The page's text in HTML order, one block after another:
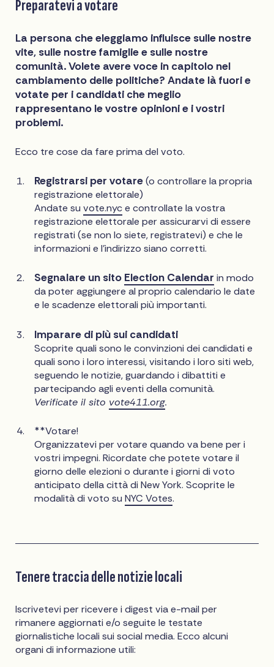
Preparatevi a votare
La persona che eleggiamo influisce sulle nostre
vite, sulle nostre famiglie e sulle nostre
comunità. Volete avere voce in capitolo nel
cambiamento delle politiche? Andate là fuori e
votate per i candidati che meglio
rappresentano le vostre opinioni e i vostri
problemi.
Ecco tre cose da fare prima del voto.
Registrarsi per votare(o controllare la propria
registrazione elettorale)
Andate suvote.nyce controllate la vostra
registrazione elettorale per assicurarvi di essere
registrati (se non lo siete, registratevi) e che le
informazioni e l'indirizzo siano corretti.
Segnalare un sito Election Calendar in modo
da poter aggiungere al proprio calendario le date
e le scadenze elettorali più importanti.
Imparare di più sui candidati
Scoprite quali sono le convinzioni dei candidati e
quali sono i loro interessi, visitando i loro siti web,
seguendo le notizie, guardando i dibattiti e
partecipando agli eventi della comunità.
Verificate il sito vote411.org.
**Votare!
Organizzatevi per votare quando va bene per i
vostri impegni. Ricordate che potete votare il
giorno delle elezioni o durante i giorni di voto
anticipato della città di New York. Scoprite le
modalità di voto suNYC Votes.
Tenere traccia delle notizie locali
Iscrivetevi per ricevere i digest via e-mail per
rimanere aggiornati e/o seguite le testate
giornalistiche locali sui social media. Ecco alcuni
organi di informazione utili: